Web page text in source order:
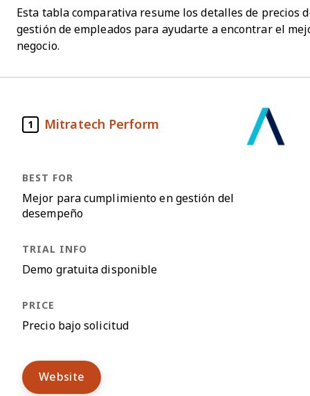
Esta tabla comparativa resume los detalles de precios
gestión de empleados para ayudarte a encontrar el
negocio.
1 Mitratech Perform
Mejor para cumplimiento en gestión del
desempeño
Demo gratuita disponible
Precio bajo solicitud
Website